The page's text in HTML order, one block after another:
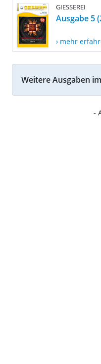
GIESSEREI
Ausgabe 5
› mehr
Weitere Ausgaben
-